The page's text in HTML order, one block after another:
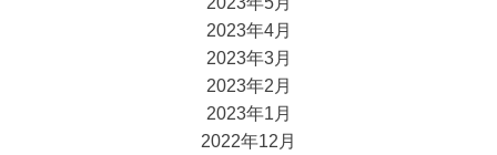
2023年4月
2023年3月
2023年2月
2023年1月
2022年12月